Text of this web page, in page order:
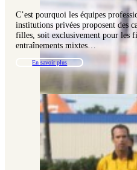
C’est pourquoi les équipes
institutions privées proposent des
filles, soit exclusivement pour les
entraînements mixtes…
En savoir plus